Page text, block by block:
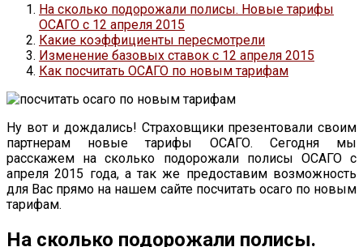
На сколько подорожали полисы. Новые тарифы
ОСАГО с 12 апреля 2015
Какие коэффициенты пересмотрели
Изменение базовых ставок с 12 апреля 2015
Как посчитать ОСАГО по новым тарифам
Ну вот и дождались! Страховщики презентовали своим
партнерам новые тарифы ОСАГО. Сегодня мы
расскажем на сколько подорожали полисы ОСАГО с
апреля 2015 года, а так же предоставим возможность
для Вас прямо на нашем сайте посчитать осаго по новым
тарифам.
На сколько подорожали полисы.